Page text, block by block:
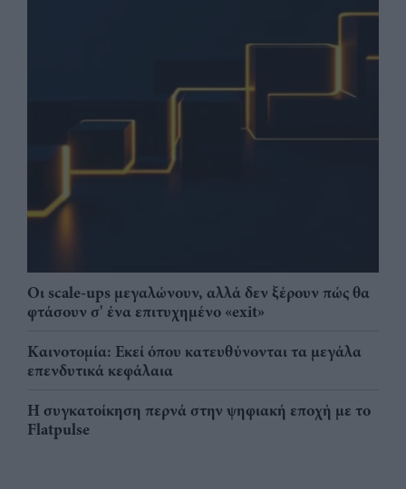
Οι scale-ups μεγαλώνουν, αλλά δεν ξέρουν πώς θα
φτάσουν σ' ένα επιτυχημένο «exit»
Καινοτομία: Εκεί όπου κατευθύνονται τα μεγάλα
επενδυτικά κεφάλαια
Η συγκατοίκηση περνά στην ψηφιακή εποχή με το
Flatpulse